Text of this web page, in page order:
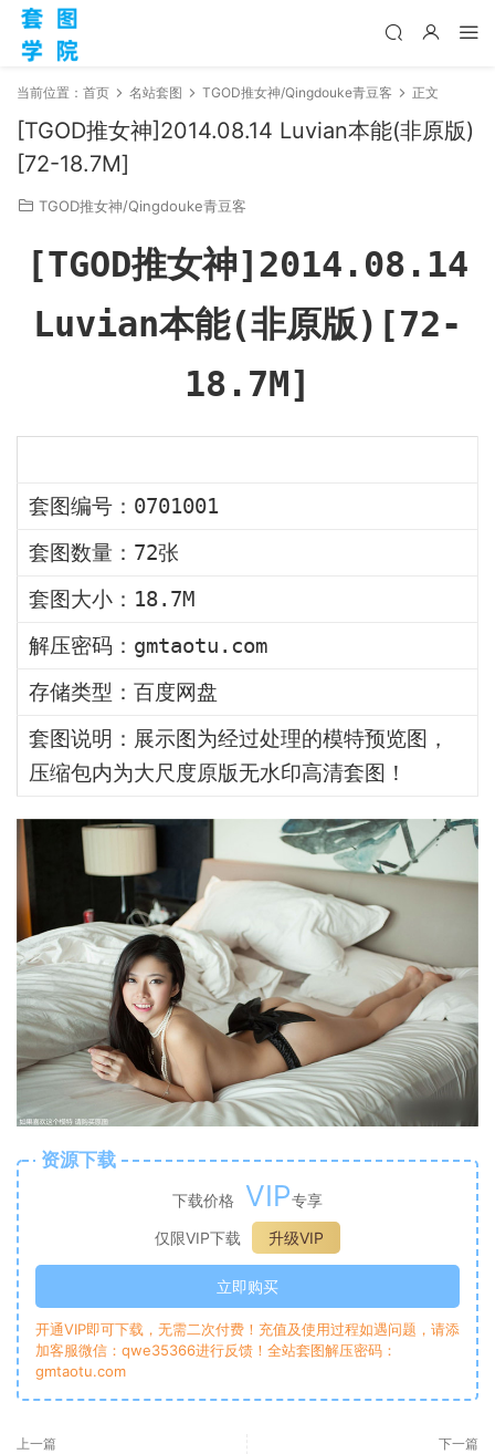
当前位置： 首页 名站套图 TGOD推女神/Qingdouke青豆客 正文
[TGOD推女神]2014.08.14 Luvian本能(非原版)
[72-18.7M]
TGOD推女神/Qingdouke青豆客
[TGOD推女神]2014.08.14
Luvian本能(非原版)[72-
18.7M]
套图编号：0701001
套图数量：72张
套图大小：18.7M
解压密码：gmtaotu.com
存储类型：百度网盘
套图说明：展示图为经过处理的模特预览图，
压缩包内为大尺度原版无水印高清套图！
资源下载
下载价格 VIP专享
仅限VIP下载
升级VIP
立即购买
开通VIP即可下载，无需二次付费！充值及使用过程如遇问题，请添
加客服微信：qwe35366进行反馈！全站套图解压密码：
gmtaotu.com
上一篇 下一篇